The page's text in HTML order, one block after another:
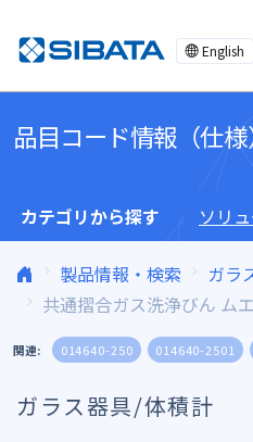
English
品目コード情報（仕様
カテゴリから探す ソリ
製品情報・検索 ガラ
共通摺合ガス洗浄びん ム
関連: 014640-250 014640-2501
ガラス器具/体積計